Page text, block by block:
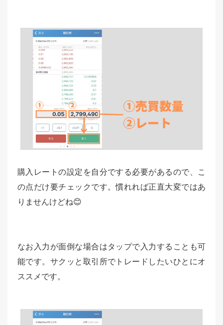
購入レートの設定を自分でする必要があるので、こ
の点だけ要チェックです。慣れれば正直大変ではあ
りませんけどね😊
なお入力が面倒な場合はタップで入力することも可
能です。サクッと取引所でトレードしたいひとにオ
ススメです。